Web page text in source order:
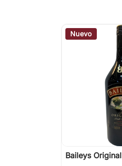
Nuevo

Baileys